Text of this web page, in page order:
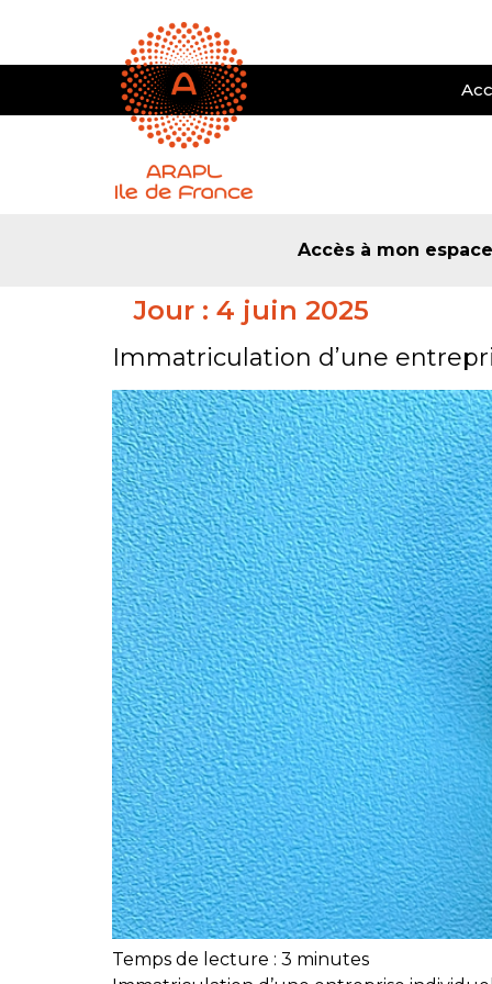
Accès à mon espace
Jour : 4 juin 2025
Immatriculation d’une
Temps de lecture : 3 minutes